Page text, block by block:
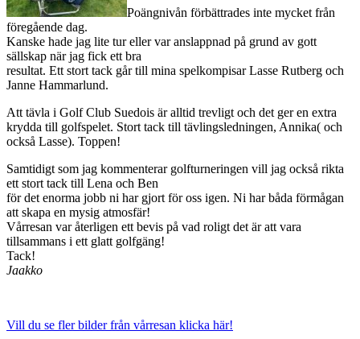
Poängnivån förbättrades inte mycket från
föregående dag.
Kanske hade jag lite tur eller var anslappnad på grund av gott
sällskap när jag fick ett bra
resultat. Ett stort tack går till mina spelkompisar Lasse Rutberg och
Janne Hammarlund.
Att tävla i Golf Club Suedois är alltid trevligt och det ger en extra
krydda till golfspelet. Stort tack till tävlingsledningen, Annika( och
också Lasse). Toppen!
Samtidigt som jag kommenterar golfturneringen vill jag också rikta
ett stort tack till Lena och Ben
för det enorma jobb ni har gjort för oss igen. Ni har båda förmågan
att skapa en mysig atmosfär!
Vårresan var återligen ett bevis på vad roligt det är att vara
tillsammans i ett glatt golfgäng!
Tack!
Jaakko
Vill du se fler bilder från vårresan klicka här!